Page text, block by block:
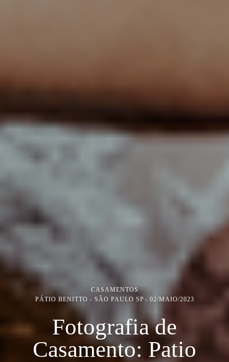
CASAMENTOS
PÁTIO BENITTO - SÃO PAULO SP
02/MAIO/2023
Fotografia de
Casamento: Patio